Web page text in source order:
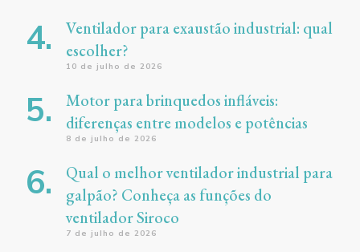
Ventilador para exaustão industrial: qual
escolher?
10 de julho de 2026
Motor para brinquedos infláveis:
diferenças entre modelos e potências
8 de julho de 2026
Qual o melhor ventilador industrial para
galpão? Conheça as funções do
ventilador Siroco
7 de julho de 2026